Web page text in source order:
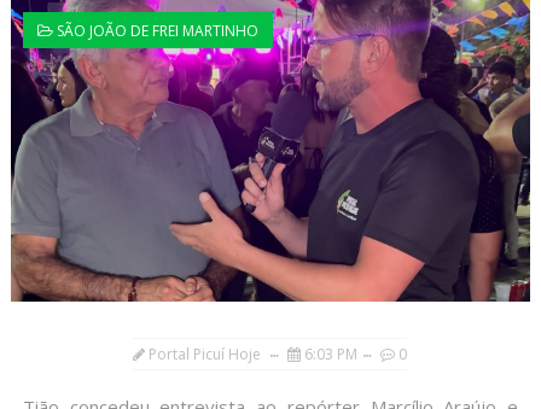
SÃO JOÃO DE FREI MARTINHO
Portal Picuí Hoje 6:03 PM 0